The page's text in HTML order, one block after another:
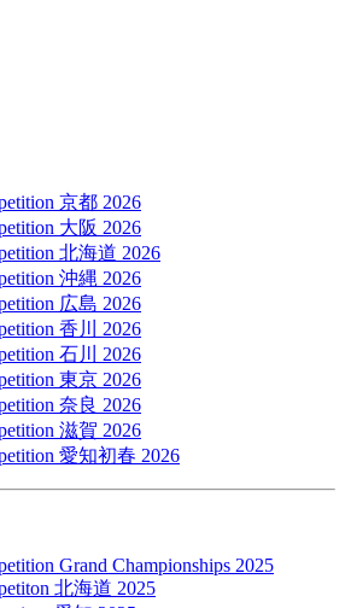
京都 2026
大阪 2026
北海道 2026
沖縄 2026
広島 2026
香川 2026
石川 2026
東京 2026
奈良 2026
滋賀 2026
愛知初春 2026
Grand Championships 2025
北海道 2025